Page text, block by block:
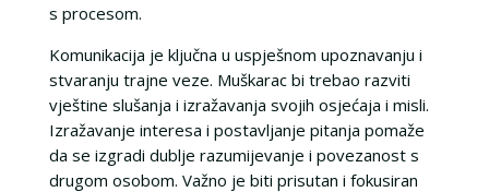
s procesom.
Komunikacija je ključna u uspješnom upoznavanju i
stvaranju trajne veze. Muškarac bi trebao razviti
vještine slušanja i izražavanja svojih osjećaja i misli.
Izražavanje interesa i postavljanje pitanja pomaže
da se izgradi dublje razumijevanje i povezanost s
drugom osobom. Važno je biti prisutan i fokusiran